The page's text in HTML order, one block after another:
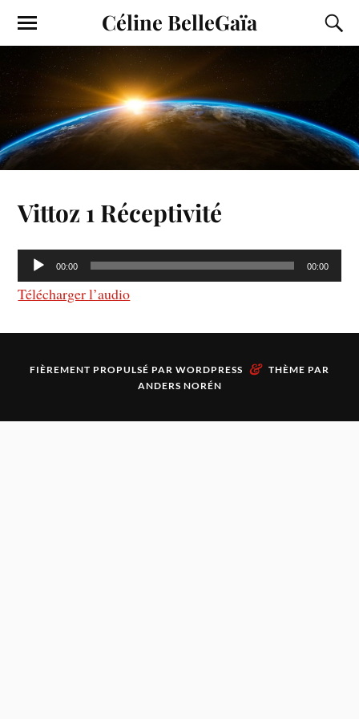
Céline BelleGaïa
Vittoz 1 Réceptivité
Lecteur
audio
00:00 00:00
Télécharger l’audio
FIÈREMENT PROPULSÉ PAR WORDPRESS & THÈME PAR
ANDERS NORÉN